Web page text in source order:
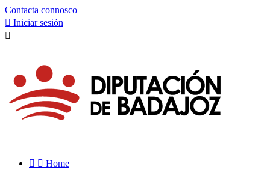
Contacta connosco
 Iniciar sesión

  Home